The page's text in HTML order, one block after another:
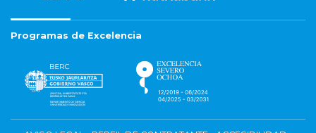
Programas de Excelencia